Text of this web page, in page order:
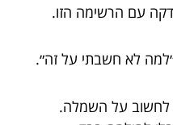
עם הרשימה הזו.
לא חשבתי על זה״.
לחשוב על השמלה.